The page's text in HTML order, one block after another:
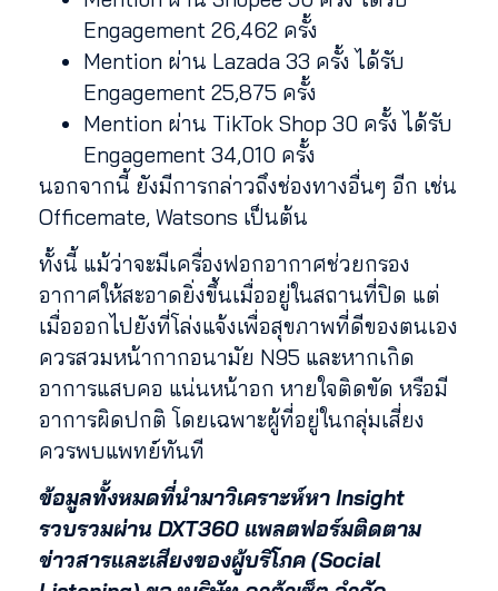
Engagement 26,462 ครั้ง
Mention ผ่าน Lazada 33 ครั้ง ได้รับ
Engagement 25,875 ครั้ง
Mention ผ่าน TikTok Shop 30 ครั้ง ได้รับ
Engagement 34,010 ครั้ง
นอกจากนี้ ยังมีการกล่าวถึงช่องทางอื่นๆ อีก เช่น
Officemate, Watsons เป็นต้น
ทั้งนี้ แม้ว่าจะมีเครื่องฟอกอากาศช่วยกรอง
อากาศให้สะอาดยิ่งขึ้นเมื่ออยู่ในสถานที่ปิด แต่
เมื่อออกไปยังที่โล่งแจ้งเพื่อสุขภาพที่ดีของตนเอง
ควรสวมหน้ากากอนามัย N95 และหากเกิด
อาการแสบคอ แน่นหน้าอก หายใจติดขัด หรือมี
อาการผิดปกติ โดยเฉพาะผู้ที่อยู่ในกลุ่มเสี่ยง
ควรพบแพทย์ทันที
ข้อมูลทั้งหมดที่นำมาวิเคราะห์หา Insight
รวบรวมผ่าน DXT360 แพลตฟอร์มติดตาม
ข่าวสารและเสียงของผู้บริโภค (Social